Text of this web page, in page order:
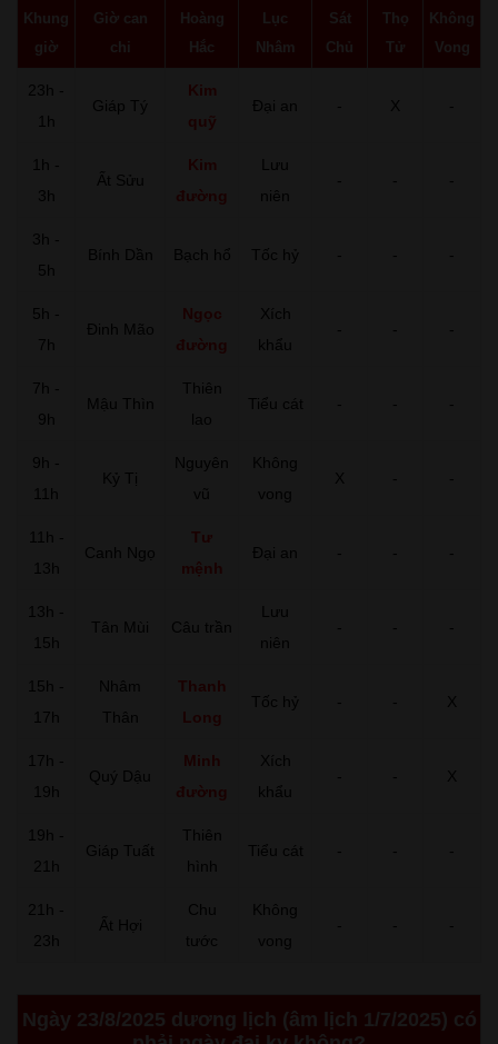
Khung
giờ
Giờ can
chi
Hoàng
Hắc
Lục
Nhâm
Sát
Chủ
Thọ
Tử
Không
Vong
23h -
1h
Giáp Tý
Kim
quỹ
Đại an - X -
1h -
3h
Ất Sửu
Kim
đường
Lưu
niên
- - -
3h -
5h
Bính Dần Bạch hổ Tốc hỷ - - -
5h -
7h
Đinh Mão
Ngọc
đường
Xích
khẩu
- - -
7h -
9h
Mậu Thìn
Thiên
lao
Tiểu cát - - -
9h -
11h
Kỷ Tị
Nguyên
vũ
Không
vong
X - -
11h -
13h
Canh Ngọ
Tư
mệnh
Đại an - - -
13h -
15h
Tân Mùi Câu trần
Lưu
niên
- - -
15h -
17h
Nhâm
Thân
Thanh
Long
Tốc hỷ - - X
17h -
19h
Quý Dậu
Minh
đường
Xích
khẩu
- - X
19h -
21h
Giáp Tuất
Thiên
hình
Tiểu cát - - -
21h -
23h
Ất Hợi
Chu
tước
Không
vong
- - -
Ngày 23/8/2025 dương lịch (âm lịch 1/7/2025) có